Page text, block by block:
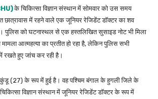
के चिकित्सा विज्ञान संस्थान में सोमवार को उस समय
में रहने वाले एक जूनियर रेजिडेंट डॉक्टर का शव
को घटनास्थल से एक हस्तलिखित सुसाइड नोट भी मिला
आत्महत्या का प्रतीत हो रहा है, लेकिन पुलिस सभी
रखते हुए जांच कर रही है।
(27) के रूप में हुई है। वह पश्चिम बंगाल के हुगली जिले के
विज्ञान संस्थान में जूनियर रेजिडेंट डॉक्टर के रूप में